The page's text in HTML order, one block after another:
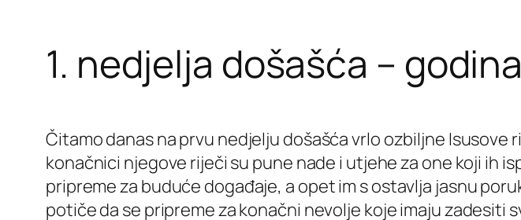
1. nedjelja došašća –
Čitamo danas na prvu nedjelju došašća vrlo ozbiljne Isusove
konačnici njegove riječi su pune nade i utjehe za one koji ih
pripreme za buduće događaje, a opet im s ostavlja jasnu
potiče da se pripreme za konačni nevolje koje imaju zadesiti